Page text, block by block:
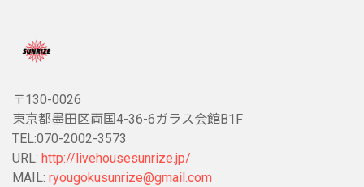
〒130-0026
東京都墨田区両国4-36-6ガラス会館B1F
TEL:070-2002-3573
URL: http://livehousesunrize.jp/
MAIL: ryougokusunrize@gmail.com